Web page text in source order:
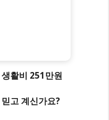
생활비 251만원
고 계신가요?